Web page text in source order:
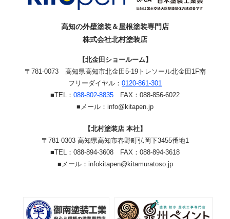
高知の外壁塗装＆屋根塗装専門店
株式会社北村塗装店
【北金田ショールーム】
〒781-0073 高知県高知市北金田5-19トレソール北金田1F南
フリーダイヤル： 0120-861-301
■TEL： 088-802-8835 FAX：088-856-6022
■メール：info@kitapen.jp
【北村塗装店 本社】
〒781-0303 高知県高知市春野町弘岡下3455番地1
■TEL：088-894-3608 FAX：088-894-3618
■メール：infokitapen@kitamuratoso.jp